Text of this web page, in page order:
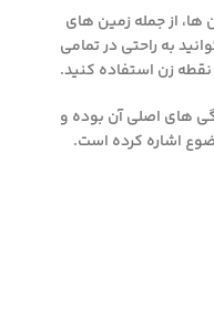
ها، از جمله زمین های
به راحتی در تمامی
زن استفاده کنید.
های اصلی آن بوده و
اشاره کرده است.